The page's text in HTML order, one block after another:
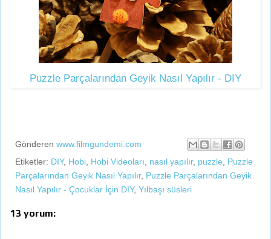
Puzzle Parçalarından Geyik Nasıl Yapılır - DIY
Gönderen www.filmgundemi.com
Etiketler: DIY, Hobi Hobi Videoları nasıl yapılır, puzzle
Puzzle
Parçalarından Geyik Nasıl Yapılır, Puzzle Parçalarından Geyik
Nasıl Yapılır - Çocuklar İçin DIY, Yılbaşı süsleri
13 yorum: